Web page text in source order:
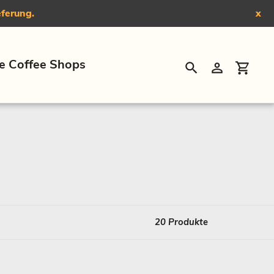
x
Coffee Shops
SuchenEinloggen
20 Produkte